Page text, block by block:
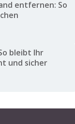
entfernen: So
bleibt Ihr
und sicher